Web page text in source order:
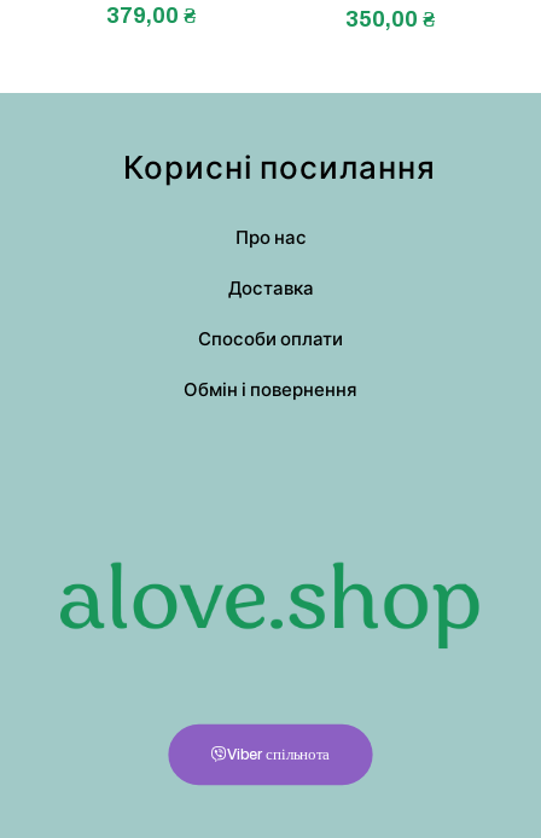
379,00 ₴ 350,00₴
Корисні посилання
Про нас
Доставка
Способи оплати
Обмін і повернення
Viber спільнота